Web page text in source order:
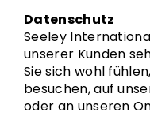
Datenschutz
Seeley
unserer Kunden
Sie sich wohl
besuchen, auf
oder an unseren